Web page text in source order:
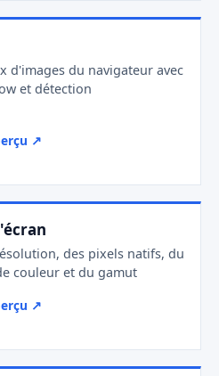
d'images du navigateur avec
et détection
↗
des pixels natifs, du
couleur et du gamut
↗